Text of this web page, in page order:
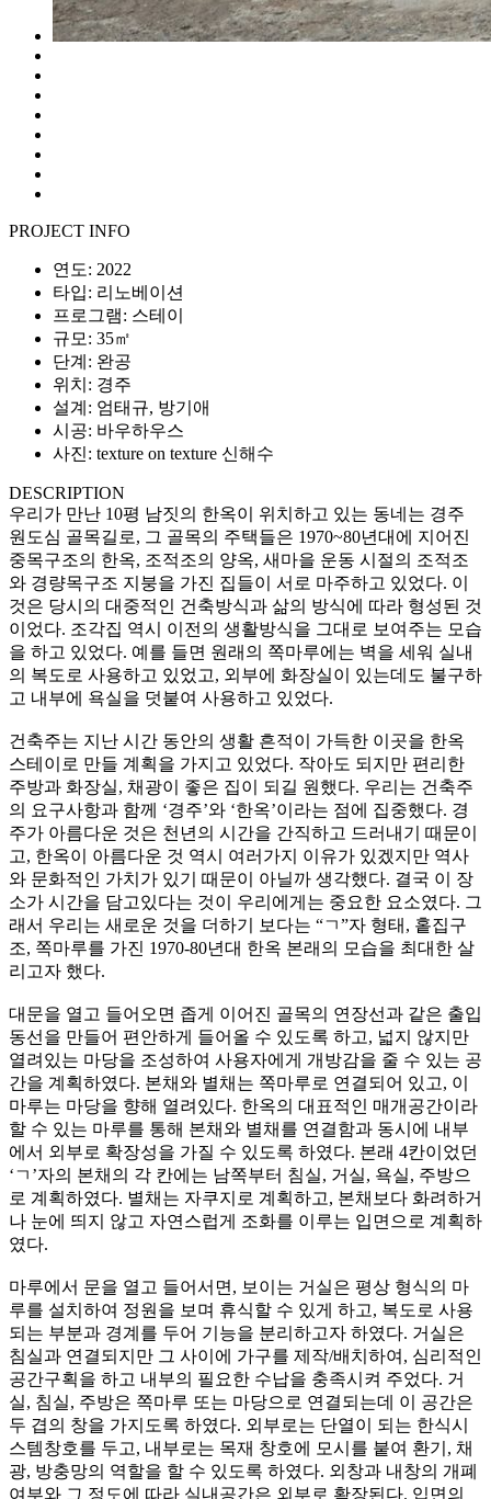
PROJECT INFO
연도: 2022
타입: 리노베이션
프로그램: 스테이
규모: 35㎡
단계: 완공
위치: 경주
설계: 엄태규, 방기애
시공: 바우하우스
사진: texture on texture 신해수
DESCRIPTION
우리가 만난 10평 남짓의 한옥이 위치하고 있는 동네는 경주
원도심 골목길로, 그 골목의 주택들은 1970~80년대에 지어진
중목구조의 한옥, 조적조의 양옥, 새마을 운동 시절의 조적조
와 경량목구조 지붕을 가진 집들이 서로 마주하고 있었다. 이
것은 당시의 대중적인 건축방식과 삶의 방식에 따라 형성된 것
이었다. 조각집 역시 이전의 생활방식을 그대로 보여주는 모습
을 하고 있었다. 예를 들면 원래의 쪽마루에는 벽을 세워 실내
의 복도로 사용하고 있었고, 외부에 화장실이 있는데도 불구하
고 내부에 욕실을 덧붙여 사용하고 있었다.
건축주는 지난 시간 동안의 생활 흔적이 가득한 이곳을 한옥
스테이로 만들 계획을 가지고 있었다. 작아도 되지만 편리한
주방과 화장실, 채광이 좋은 집이 되길 원했다. 우리는 건축주
의 요구사항과 함께 ‘경주’와 ‘한옥’이라는 점에 집중했다. 경
주가 아름다운 것은 천년의 시간을 간직하고 드러내기 때문이
고, 한옥이 아름다운 것 역시 여러가지 이유가 있겠지만 역사
와 문화적인 가치가 있기 때문이 아닐까 생각했다. 결국 이 장
소가 시간을 담고있다는 것이 우리에게는 중요한 요소였다. 그
래서 우리는 새로운 것을 더하기 보다는 “ㄱ”자 형태, 홑집구
조, 쪽마루를 가진 1970-80년대 한옥 본래의 모습을 최대한 살
리고자 했다.
대문을 열고 들어오면 좁게 이어진 골목의 연장선과 같은 출입
동선을 만들어 편안하게 들어올 수 있도록 하고, 넓지 않지만
열려있는 마당을 조성하여 사용자에게 개방감을 줄 수 있는 공
간을 계획하였다. 본채와 별채는 쪽마루로 연결되어 있고, 이
마루는 마당을 향해 열려있다. 한옥의 대표적인 매개공간이라
할 수 있는 마루를 통해 본채와 별채를 연결함과 동시에 내부
에서 외부로 확장성을 가질 수 있도록 하였다. 본래 4칸이었던
‘ㄱ’자의 본채의 각 칸에는 남쪽부터 침실, 거실, 욕실, 주방으
로 계획하였다. 별채는 자쿠지로 계획하고, 본채보다 화려하거
나 눈에 띄지 않고 자연스럽게 조화를 이루는 입면으로 계획하
였다.
마루에서 문을 열고 들어서면, 보이는 거실은 평상 형식의 마
루를 설치하여 정원을 보며 휴식할 수 있게 하고, 복도로 사용
되는 부분과 경계를 두어 기능을 분리하고자 하였다. 거실은
침실과 연결되지만 그 사이에 가구를 제작/배치하여, 심리적인
공간구획을 하고 내부의 필요한 수납을 충족시켜 주었다. 거
실, 침실, 주방은 쪽마루 또는 마당으로 연결되는데 이 공간은
두 겹의 창을 가지도록 하였다. 외부로는 단열이 되는 한식시
스템창호를 두고, 내부로는 목재 창호에 모시를 붙여 환기, 채
광, 방충망의 역할을 할 수 있도록 하였다. 외창과 내창의 개폐
여부와 그 정도에 따라 실내공간은 외부로 확장된다. 입면의